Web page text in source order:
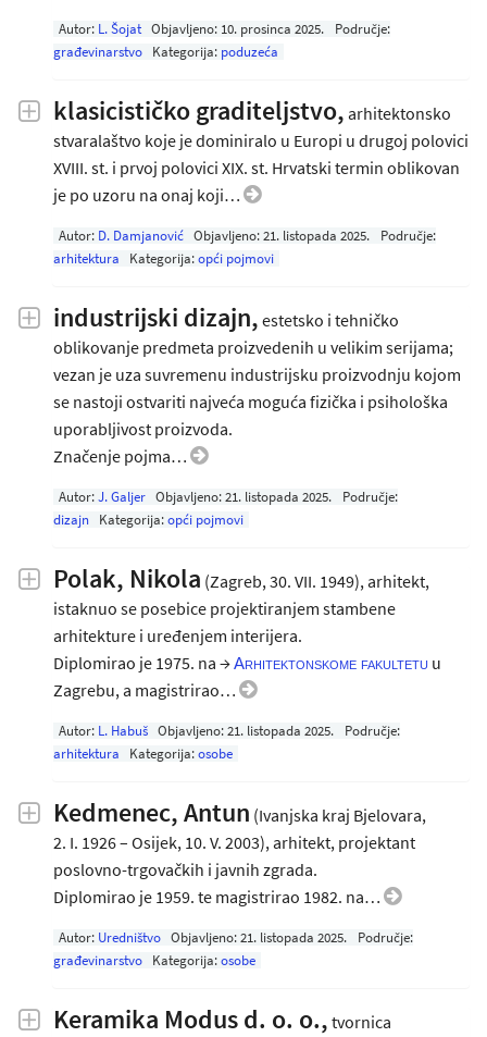
Autor: L. Šojat Objavljeno: 10. prosinca 2025.
Područje:
građevinarstvo
Kategorija: poduzeća
klasicističko graditeljstvo, arhitektonsko
stvaralaštvo koje je dominiralo u Europi u drugoj polovici
XVIII. st. i prvoj polovici XIX. st. Hrvatski termin oblikovan
je po uzoru na onaj koji…
Autor: D. Damjanović Objavljeno:21. listopada 2025.
Područje:
arhitektura
Kategorija:opći pojmovi
industrijski dizajn, estetsko i tehničko
oblikovanje predmeta proizvedenih u velikim serijama;
vezan je uza suvremenu industrijsku proizvodnju kojom
se nastoji ostvariti najveća moguća fizička i psihološka
uporabljivost proizvoda.
Značenje pojma…
Autor: J. Galjer Objavljeno:21. listopada 2025.
Područje:
dizajn
Kategorija:opći pojmovi
Polak, Nikola (Zagreb, 30. VII. 1949), arhitekt,
istaknuo se posebice projektiranjem stambene
arhitekture i uređenjem interijera.
Diplomirao je 1975. na →Arhitektonskome fakultetu u
Zagrebu, a magistrirao…
Autor: L. Habuš Objavljeno:21. listopada 2025.
Područje:
arhitektura
Kategorija:osobe
Kedmenec, Antun (Ivanjska kraj Bjelovara,
2. I. 1926 – Osijek, 10. V. 2003), arhitekt, projektant
poslovno-trgovačkih i javnih zgrada.
Diplomirao je 1959. te magistrirao 1982. na…
Autor: Uredništvo Objavljeno:21. listopada 2025.
Područje:
građevinarstvo
Kategorija:osobe
Keramika Modus d. o. o., tvornica